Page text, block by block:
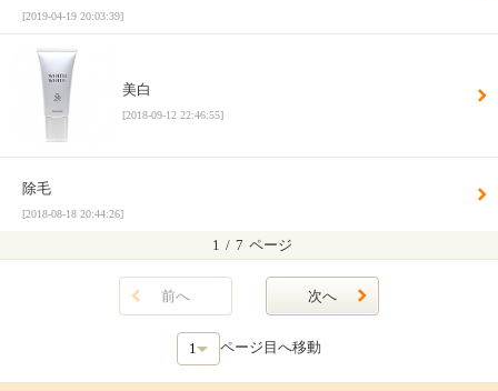
[2019-04-19 20:03:39]
美白
[2018-09-12 22:46:55]
除毛
[2018-08-18 20:44:26]
1 / 7 ページ
前へ 次へ
ページ目へ移動